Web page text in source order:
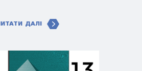
ДАЛІ